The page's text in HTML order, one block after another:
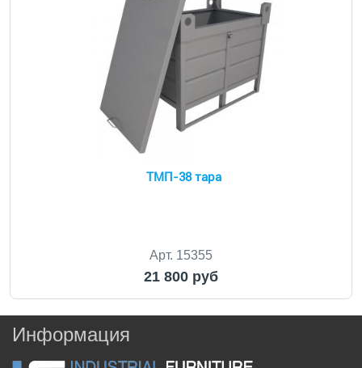
ТМП-38 тара
Арт. 15355
21 800 руб
Информация